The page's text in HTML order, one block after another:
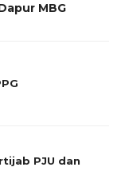
MBG
PJU dan